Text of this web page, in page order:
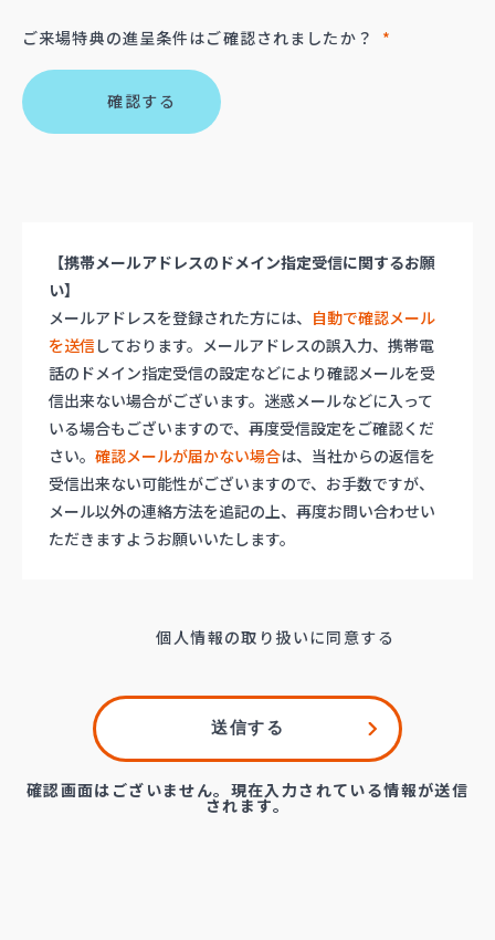
ご来場特典の進呈条件はご確認されましたか？ *
確認する
【携帯メールアドレスのドメイン指定受信に関するお願
い】
メールアドレスを登録された方には、 自動で確認メール
を送信 しております。メールアドレスの誤入力、携帯電
話のドメイン指定受信の設定などにより確認メールを受
信出来ない場合がございます。迷惑メールなどに入って
いる場合もございますので、再度受信設定をご確認くだ
さい。 確認メールが届かない場合は、当社からの返信を
受信出来ない可能性がございますので、お手数ですが、
メール以外の連絡方法を追記の上、再度お問い合わせい
ただきますようお願いいたします。
個人情報の取り扱いに同意する
確認画面はございません。現在入力されている情報が送信
されます。